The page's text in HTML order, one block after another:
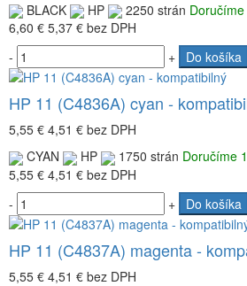
BLACK
HP 2250 strán
6,60 € 5,37 € bez DPH
-
+ Do košíka
HP 11 (C4836A) cyan -
5,55 € 4,51 € bez DPH
CYAN
HP 1750 strán Doručíme
5,55 € 4,51 € bez DPH
-
+ Do košíka
HP 11 (C4837A) magenta -
5,55 € 4,51 € bez DPH